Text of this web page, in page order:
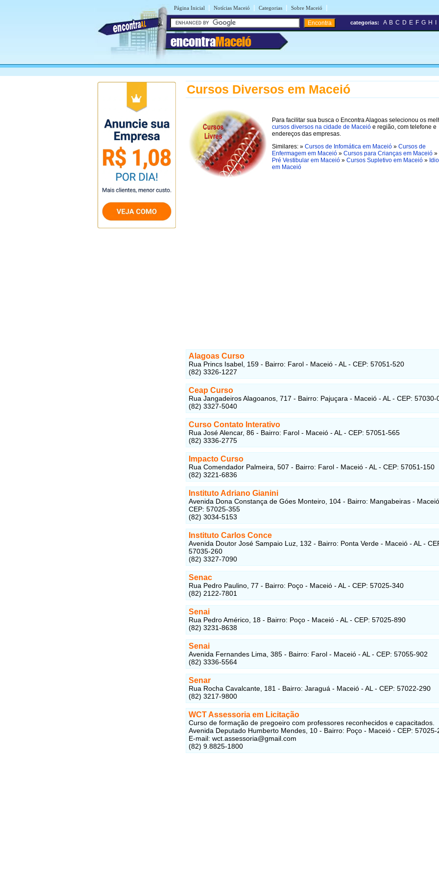
Página Inicial | Notícias Maceió | Categorias | Sobre Maceió |
encontraMaceió
categorias: A B C D E F G H
Cursos Diversos em Maceió
Para facilitar sua busca o Encontra Alagoas selecionou os
cursos diversos na cidade de Maceió e região, com telefone e
endereços das empresas.
Similares: » Cursos de Infomática em Maceió » Cursos de
Enfermagem em Maceió » Cursos para Crianças em Maceió »
Pré Vestibular em Maceió » Cursos Supletivo em Maceió »
em Maceió
Alagoas Curso
Rua Princs Isabel, 159 - Bairro: Farol - Maceió - AL - CEP: 57051-520
(82) 3326-1227
Ceap Curso
Rua Jangadeiros Alagoanos, 717 - Bairro: Pajuçara - Maceió - AL - CEP: 57030-
(82) 3327-5040
Curso Contato Interativo
Rua José Alencar, 86 - Bairro: Farol - Maceió - AL - CEP: 57051-565
(82) 3336-2775
Impacto Curso
Rua Comendador Palmeira, 507 - Bairro: Farol - Maceió - AL - CEP: 57051-150
(82) 3221-6836
Instituto Adriano Gianini
Avenida Dona Constança de Góes Monteiro, 104 - Bairro: Mangabeiras -
CEP: 57025-355
(82) 3034-5153
Instituto Carlos Conce
Avenida Doutor José Sampaio Luz, 132 - Bairro: Ponta Verde - Maceió - AL -
57035-260
(82) 3327-7090
Senac
Rua Pedro Paulino, 77 - Bairro: Poço - Maceió - AL - CEP: 57025-340
(82) 2122-7801
Senai
Rua Pedro Américo, 18 - Bairro: Poço - Maceió - AL - CEP: 57025-890
(82) 3231-8638
Senai
Avenida Fernandes Lima, 385 - Bairro: Farol - Maceió - AL - CEP: 57055-902
(82) 3336-5564
Senar
Rua Rocha Cavalcante, 181 - Bairro: Jaraguá - Maceió - AL - CEP: 57022-290
(82) 3217-9800
WCT Assessoria em Licitação
Curso de formação de pregoeiro com professores reconhecidos e capacitados.
Avenida Deputado Humberto Mendes, 10 - Bairro: Poço - Maceió - CEP: 57025-
E-mail: wct.assessoria@gmail.com
(82) 9.8825-1800